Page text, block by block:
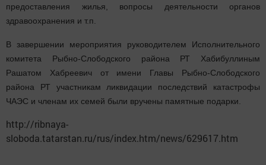
предоставления жилья, вопросы деятельности органов
здравоохранения и т.п.
В завершении мероприятия руководителем Исполнительного
комитета Рыбно-Слободского района РТ Хабибуллиным
Рашатом Хабреевич от имени Главы Рыбно-Слободского
района РТ участникам ликвидации последствий катастрофы
ЧАЭС и членам их семей были вручены памятные подарки.
http://ribnaya-
sloboda.tatarstan.ru/rus/index.htm/news/629617.htm